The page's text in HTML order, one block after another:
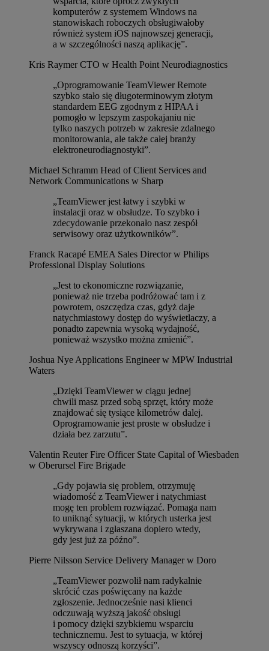
komputerów z systemem Windows na
stanowiskach roboczych obsługiwałoby
również system iOS najnowszej generacji,
a w szczególności naszą aplikację”.
Kris Raymer CTO w Health Point Neurodiagnostics
„Oprogramowanie TeamViewer Remote
szybko stało się długoterminowym złotym
standardem EEG zgodnym z HIPAA i
pomogło w lepszym zaspokajaniu nie
tylko naszych potrzeb w zakresie zdalnego
monitorowania, ale także całej branży
elektroneurodiagnostyki”.
Michael Schramm Head of Client Services and
Network Communications w Sharp
„TeamViewer jest łatwy i szybki w
instalacji oraz w obsłudze. To szybko i
zdecydowanie przekonało nasz zespół
serwisowy oraz użytkowników”.
Franck Racapé EMEA Sales Director w Philips
Professional Display Solutions
„Jest to ekonomiczne rozwiązanie,
ponieważ nie trzeba podróżować tam i z
powrotem, oszczędza czas, gdyż daje
natychmiastowy dostęp do wyświetlaczy, a
ponadto zapewnia wysoką wydajność,
ponieważ wszystko można zmienić”.
Joshua Nye Applications Engineer w MPW Industrial
Waters
„Dzięki TeamViewer w ciągu jednej
chwili masz przed sobą sprzęt, który może
znajdować się tysiące kilometrów dalej.
Oprogramowanie jest proste w obsłudze i
działa bez zarzutu”.
Valentin Reuter Fire Officer State Capital of Wiesbaden
w Oberursel Fire Brigade
„Gdy pojawia się problem, otrzymuję
wiadomość z TeamViewer i natychmiast
mogę ten problem rozwiązać. Pomaga nam
to uniknąć sytuacji, w których usterka jest
wykrywana i zgłaszana dopiero wtedy,
gdy jest już za późno”.
Pierre Nilsson Service Delivery Manager w Doro
„TeamViewer pozwolił nam radykalnie
skrócić czas poświęcany na każde
zgłoszenie. Jednocześnie nasi klienci
odczuwają wyższą jakość obsługi
i pomocy dzięki szybkiemu wsparciu
technicznemu. Jest to sytuacja, w której
wszyscy odnoszą korzyści”.